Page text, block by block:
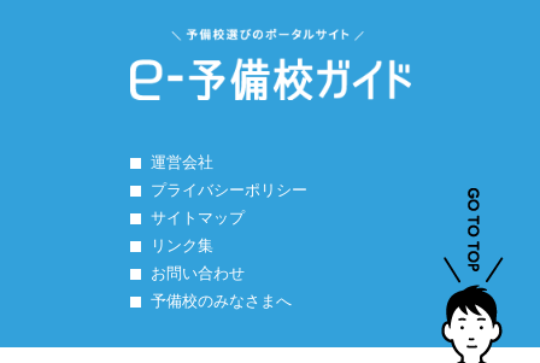
運営会社
プライバシーポリシー
サイトマップ
リンク集
お問い合わせ
予備校のみなさまへ